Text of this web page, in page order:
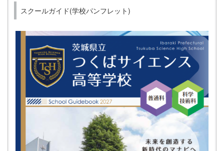
スクールガイド(学校パンフレット)